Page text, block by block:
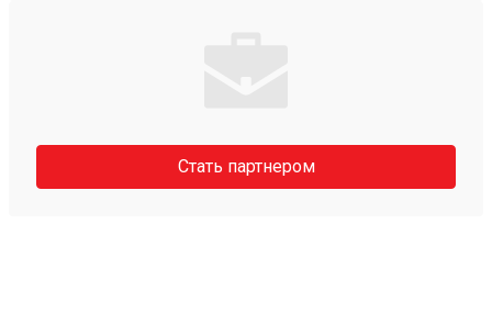
Стать партнером